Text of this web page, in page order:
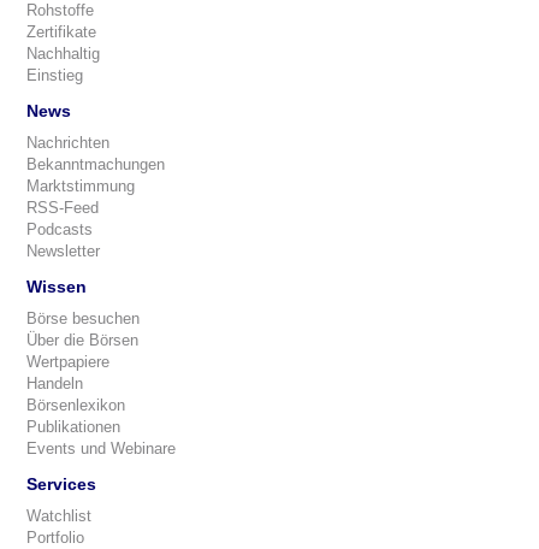
Rohstoffe
Zertifikate
Nachhaltig
Einstieg
News
Nachrichten
Bekanntmachungen
Marktstimmung
RSS-Feed
Podcasts
Newsletter
Wissen
Börse besuchen
Über die Börsen
Wertpapiere
Handeln
Börsenlexikon
Publikationen
Events und Webinare
Services
Watchlist
Portfolio